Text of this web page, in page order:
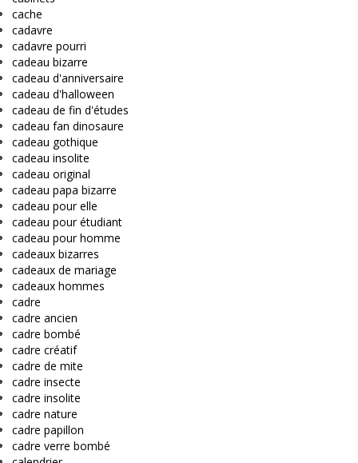
cache
cadavre
cadavre pourri
cadeau bizarre
cadeau d'anniversaire
cadeau d'halloween
cadeau de fin d'études
cadeau fan dinosaure
cadeau gothique
cadeau insolite
cadeau original
cadeau papa bizarre
cadeau pour elle
cadeau pour étudiant
cadeau pour homme
cadeaux bizarres
cadeaux de mariage
cadeaux hommes
cadre
cadre ancien
cadre bombé
cadre créatif
cadre de mite
cadre insecte
cadre insolite
cadre nature
cadre papillon
cadre verre bombé